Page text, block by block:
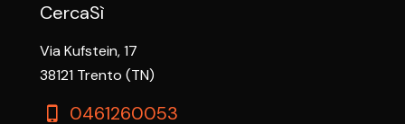
CercaSì
Via Kufstein, 17
38121 Trento (TN)
0461260053